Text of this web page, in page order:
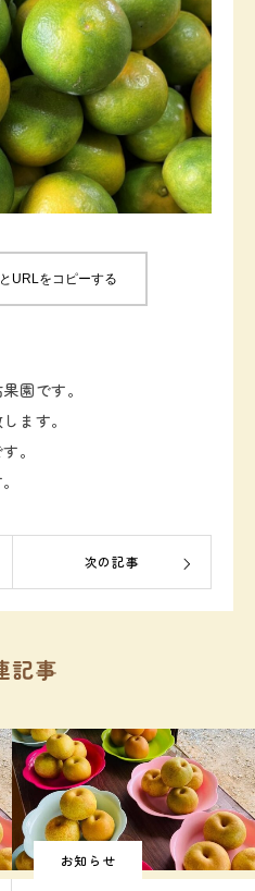
URLをコピーする
園です。
ます。
。
次の記事
記事
お知らせ